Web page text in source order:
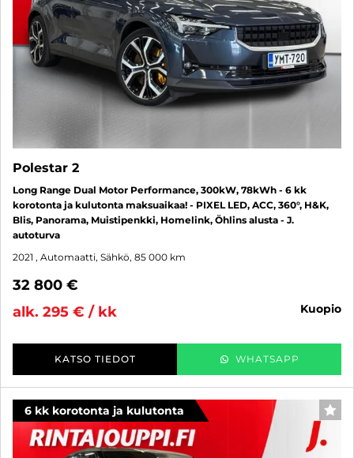
Polestar 2
Long Range Dual Motor Performance, 300kW, 78kWh - 6 kk
korotonta ja kulutonta maksuaikaa! - PIXEL LED, ACC, 360°, H&K,
Blis, Panorama, Muistipenkki, Homelink, Öhlins alusta - J.
autoturva
2021 , Automaatti, Sähkö, 85 000 km
32 800 €
alk. 295 € / kk
kuopio
KATSO TIEDOT WHATSAPP
6 kk korotonta ja kulutonta